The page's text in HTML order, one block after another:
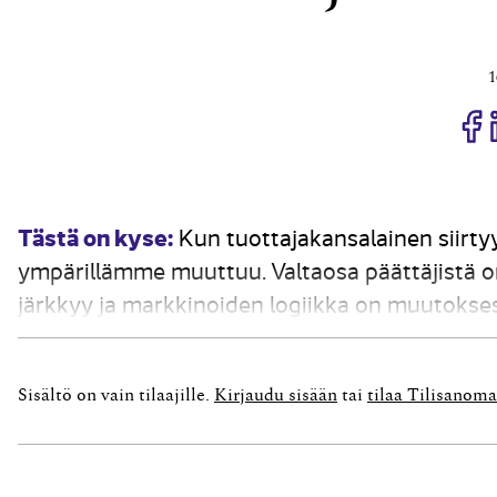
Tästä on kyse: Kun tuottajakansalainen
ympärillämme muuttuu. Valtaosa päättäjistä
järkkyy ja markkinoiden logiikka on
vuosikymmen tuo mukanaan
Sisältö on vain tilaajille. Kirjaudu sisään tai tilaa